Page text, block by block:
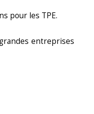
pour les TPE.
entreprises